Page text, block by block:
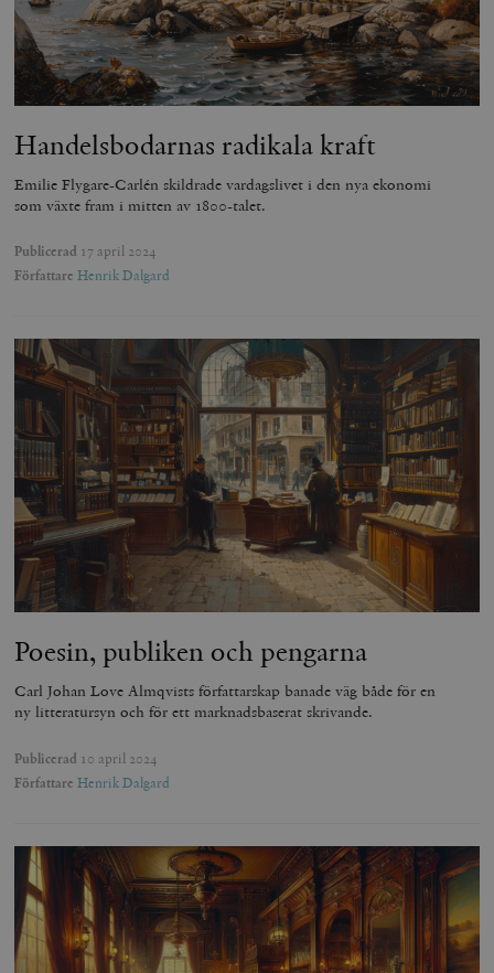
Handelsbodarnas radikala kraft
Emilie Flygare-Carlén skildrade vardagslivet i den nya ekonomi
som växte fram i mitten av 1800-talet.
Publicerad 17 april 2024
Författare Henrik Dalgard
Poesin, publiken och pengarna
Carl Johan Love Almqvists författarskap banade väg både för en
ny litteratursyn och för ett marknadsbaserat skrivande.
Publicerad 10 april 2024
Författare Henrik Dalgard